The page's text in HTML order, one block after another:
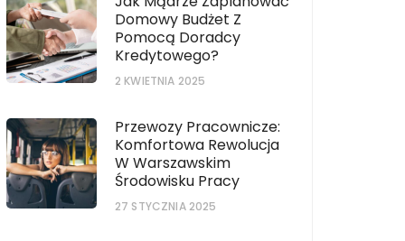
Domowy Budżet Z
Pomocą Doradcy
Kredytowego?
2 KWIETNIA 2025
Przewozy Pracownicze:
Komfortowa Rewolucja
W Warszawskim
Środowisku Pracy
27 STYCZNIA 2025